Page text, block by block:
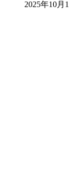
2025年10月